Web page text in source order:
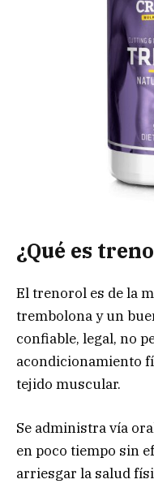
¿Qué es
El trenorol es de la
trembolona y un
confiable, legal, no
acondicionamiento
tejido muscular.
Se administra vía
en poco tiempo sin
arriesgar la salud